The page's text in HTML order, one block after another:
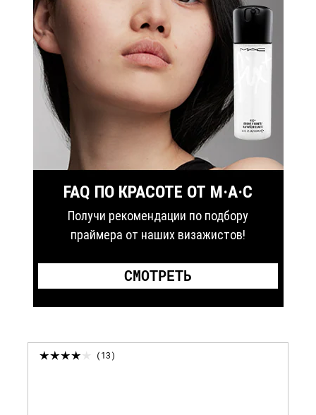
FAQ ПО КРАСОТЕ ОТ M·A·C
Получи рекомендации по подбору
праймера от наших визажистов!
СМОТРЕТЬ
13